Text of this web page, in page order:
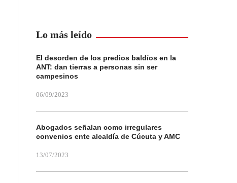
Lo más leído
El desorden de los predios baldíos en la
ANT: dan tierras a personas sin ser
campesinos
06/09/2023
Abogados señalan como irregulares
convenios ente alcaldía de Cúcuta y AMC
13/07/2023